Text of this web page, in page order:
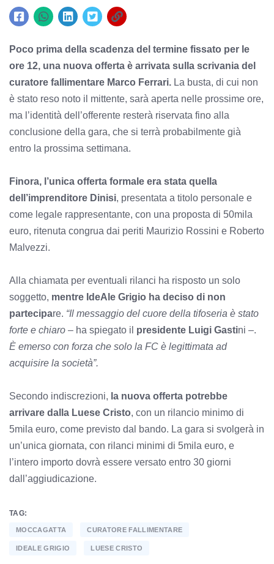
Poco prima della scadenza del termine fissato per le
ore 12, una nuova offerta è arrivata sulla scrivania del
curatore fallimentare Marco Ferrari. La busta, di cui non
è stato reso noto il mittente, sarà aperta nelle prossime ore,
ma l’identità dell’offerente resterà riservata fino alla
conclusione della gara, che si terrà probabilmente già
entro la prossima settimana.
Finora, l’unica offerta formale era stata quella
dell’imprenditore Dinisi, presentata a titolo personale e
come legale rappresentante, con una proposta di 50mila
euro, ritenuta congrua dai periti Maurizio Rossini e Roberto
Malvezzi.
Alla chiamata per eventuali rilanci ha risposto un solo
soggetto, mentre IdeAle Grigio ha deciso di non
partecipare. “Il messaggio del cuore della tifoseria è stato
forte e chiaro – ha spiegato il presidente Luigi Gastini –.
È emerso con forza che solo la FC è legittimata ad
acquisire la società”.
Secondo indiscrezioni, la nuova offerta potrebbe
arrivare dalla Luese Cristo, con un rilancio minimo di
5mila euro, come previsto dal bando. La gara si svolgerà in
un’unica giornata, con rilanci minimi di 5mila euro, e
l’intero importo dovrà essere versato entro 30 giorni
dall’aggiudicazione.
TAG:
MOCCAGATTA CURATORE FALLIMENTARE
IDEALE GRIGIO LUESE CRISTO